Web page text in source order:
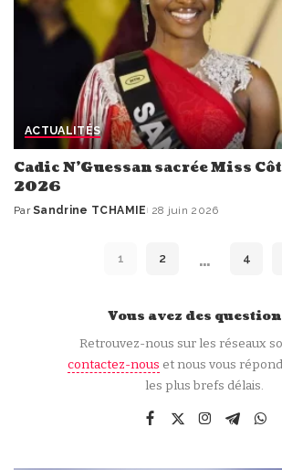
ACTUALITÉS
Cadic N’Guessan sacrée Miss
2026
Publié
Par Sandrine TCHAMIE 28 juin 2026
1 2 … 4
Vous avez des
Retrouvez-nous sur les réseaux
contactez-nous et nous vous
les plus brefs délais.